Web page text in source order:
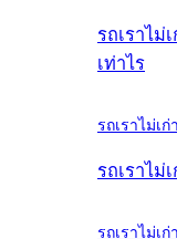
รถเราไม่
เท่าไร
รถเราไม่เก่
รถเราไม่
รถเราไม่เก่